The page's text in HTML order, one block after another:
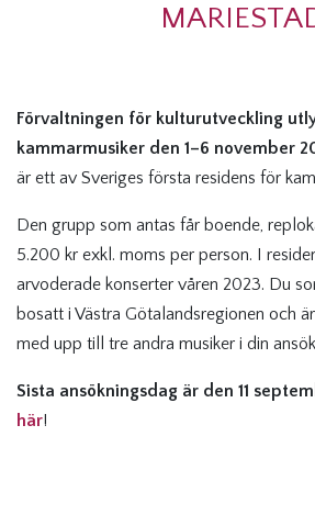
Förvaltningen för kulturutveckling
kammarmusiker den 1–6 november
är ett av Sveriges första residens för
Den grupp som antas får boende,
5.200 kr exkl. moms per person. I
arvoderade konserter våren 2023. Du
bosatt i Västra Götalandsregionen och
med upp till tre andra musiker i din
Sista ansökningsdag är den 11
här!